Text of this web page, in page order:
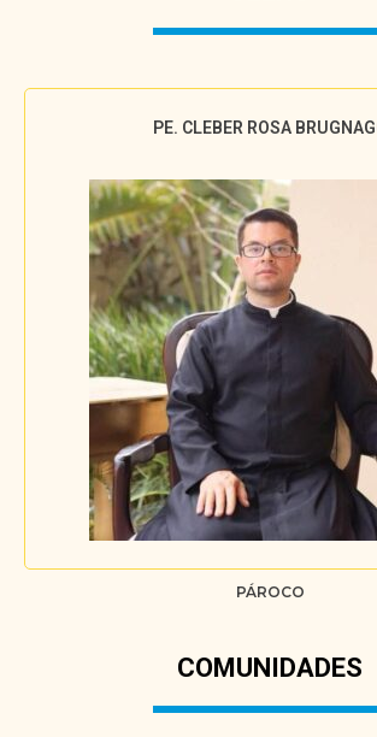
PE. CLEBER ROSA
PÁROCO
COMUNIDADES